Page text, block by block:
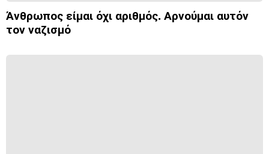
Άνθρωπος είμαι όχι αριθμός. Αρνούμαι αυτόν
τον ναζισμό